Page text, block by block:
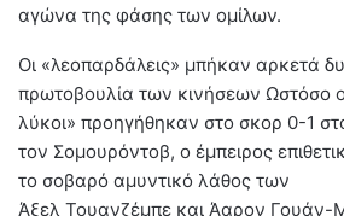
αγώνα της φάσης των ομίλων.
Οι «λεοπαρδάλεις» μπήκαν αρκετά
πρωτοβουλία των κινήσεων Ωστόσο
λύκοι» προηγήθηκαν στο σκορ 0-1
τον Σομουρόντοβ, ο έμπειρος
το σοβαρό αμυντικό λάθος των
Άξελ Τουανζέμπε και Άαρον Γουάν-